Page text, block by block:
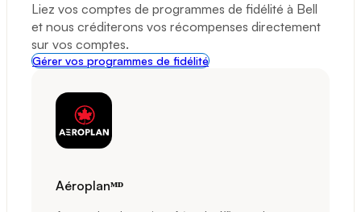
Liez vos comptes de programmes de fidélité à Bell
et nous créditerons vos récompenses directement
sur vos comptes.
Gérer vos programmes de fidélité
Aéroplanᴹᴰ